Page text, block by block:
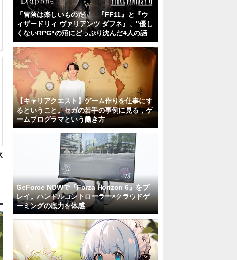
「冒険は楽しいものだ」 ─『FF11』と『ウ
ィザードリィ ヴァリアンツ ダフネ』、"優し
くないRPG"の沼にどっぷり沈んだ4人の話
【キャリアクエスト】ゲーム作りを仕事にす
るということ。セガの若手の事例に見る，ゲ
ームプログラマという働き方
GeForce NOWで『Forza Horizon 6』をプ
レイ。ハンドルコントローラー×クラウドゲ
ーミングの底力を体感